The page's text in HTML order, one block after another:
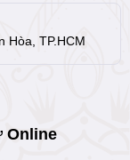
Hòa, TP.HCM
Online